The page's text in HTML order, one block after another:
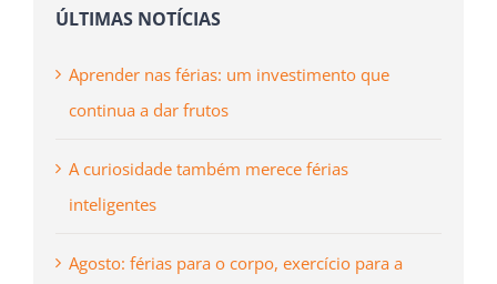
ÚLTIMAS NOTÍCIAS
Aprender nas férias: um investimento que
continua a dar frutos
A curiosidade também merece férias
inteligentes
Agosto: férias para o corpo, exercício para a